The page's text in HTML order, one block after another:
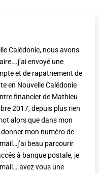
Calédonie, nous avons
envoyé une
et de rapatriement de
en Nouvelle Calédonie
financier de Mathieu
2017, depuis plus rien
alors que dans mon
donner mon numéro de
beau parcourir
à banque postale, je
vous une